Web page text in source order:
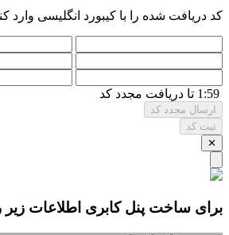
کد دریافت شده را با کیبورد انگلیسی وارد
1:59 تا دریافت مجدد کد
ارسال مجدد کد
ثبت کد
✕
برای ساخت پنل کابری اطلاعات زیر